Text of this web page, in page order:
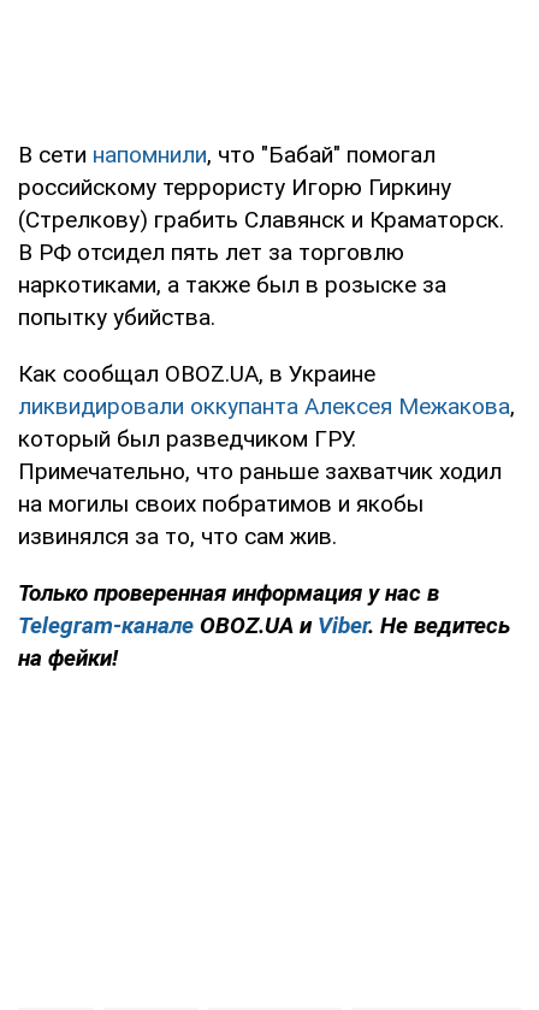
В сети напомнили, что "Бабай" помогал
российскому террористу Игорю Гиркину
(Стрелкову) грабить Славянск и Краматорск.
В РФ отсидел пять лет за торговлю
наркотиками, а также был в розыске за
попытку убийства.
Как сообщал OBOZ.UA, в Украине
ликвидировали оккупанта Алексея Межакова,
который был разведчиком ГРУ.
Примечательно, что раньше захватчик ходил
на могилы своих побратимов и якобы
извинялся за то, что сам жив.
Только проверенная информация у нас в
Telegram-канале OBOZ.UA и Viber. Не ведитесь
на фейки!